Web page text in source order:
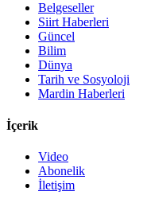
Belgeseller
Siirt Haberleri
Güncel
Bilim
Dünya
Tarih ve Sosyoloji
Mardin Haberleri
İçerik
Video
Abonelik
İletişim